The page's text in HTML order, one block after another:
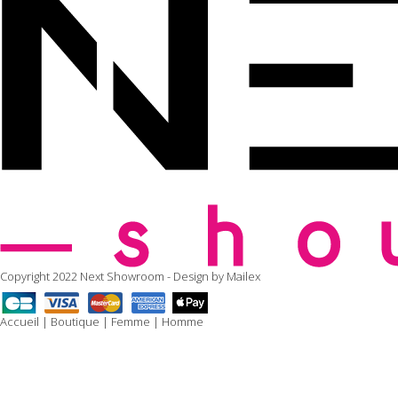
Copyright 2022 Next Showroom - Design by Mailex
Accueil | Boutique | Femme | Homme